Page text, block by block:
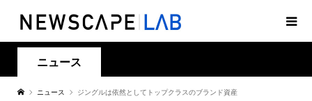
ニュース
ニュース ジングルは依然としてトップクラスのブランド資産